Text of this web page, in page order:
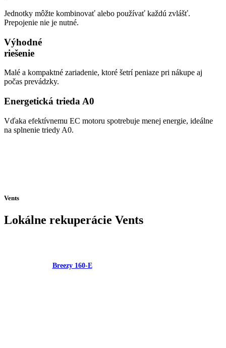
Jednotky môžte kombinovať alebo používať každú zvlášť.
Prepojenie nie je nutné.
Výhodné
riešenie
Malé a kompaktné zariadenie, ktoré šetrí peniaze pri nákupe aj
počas prevádzky.
Energetická trieda A0
Vďaka efektívnemu EC motoru spotrebuje menej energie, ideálne
na splnenie triedy A0.
Vents
Lokálne rekuperácie Vents
Breezy 160-E